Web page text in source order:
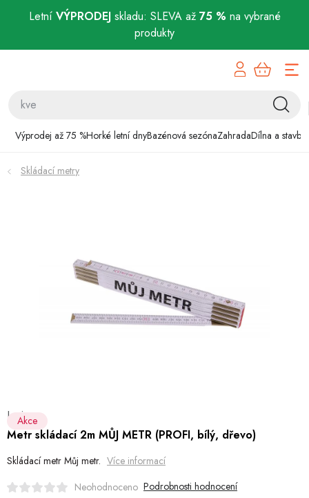
Letní VÝPRODEJskladu: SLEVA až 75 % na vybrané
produkty
Výprodej až 75 %Horké letní dnyBazénová sezónaZahradaDílna a stavba
Bazénová sezóna
Zahrada
Chovatelské potřeby
Akční ceny
Půjčovna Kontaktuje nás
Obchodní podmínky
Skládací metry
Levior
Metr skládací 2m MŮJ METR (PROFI, bílý, dřevo)
Skládací metr Můj metr. Více informací
Akce
Neohodnoceno Podrobnosti hodnocení